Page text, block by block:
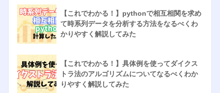
【これでわかる！】pythonで相互相関を求め
て時系列データを分析する方法をなるべくわ
かりやすく解説してみた
【これでわかる！】具体例を使ってダイクス
トラ法のアルゴリズムについてなるべくわか
りやすく解説してみた